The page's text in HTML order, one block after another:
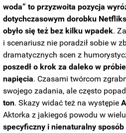
woda” to przyzwoita pozycja
dotychczasowym dorobku
obyło się też bez kilku wpadek.
i scenariusz nie poradził sobie w
dramatycznych scen z
poszedł o krok za daleko w
napięcia. Czasami twórcom
swojego zadania, ale często
ton. Skazy widać też na występie
Aktorka z jakiegoś powodu w
specyficzny i nienaturalny sposób